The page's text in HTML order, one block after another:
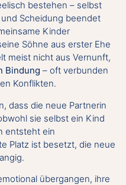
bestehen – selbst
Scheidung beendet
Kinder
Söhne aus erster Ehe
meist nicht aus Vernunft,
Bindung – oft verbunden
Konflikten.
dass die neue Partnerin
sie selbst ein Kind
entsteht ein
Platz ist besetzt, die neue
übergangen, ihre